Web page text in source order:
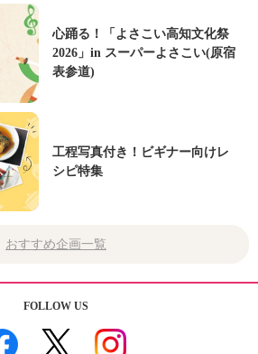
心踊る！「よさこい高知文化祭
2026」in スーパーよさこい(原宿
表参道)
工程写真付き！ビギナー向けレ
シピ特集
おすすめ企画一覧
FOLLOW US